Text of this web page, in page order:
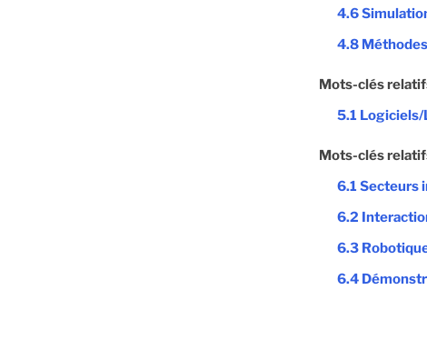
4.6
4.8
Mots-clés
5.1
Mots-clés
6.1 Secteurs
6.2
6.3
6.4